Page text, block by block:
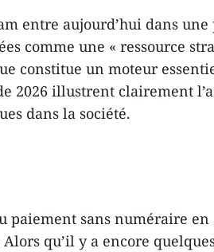
entre aujourd’hui dans une
comme une « ressource
constitue un moteur
2026 illustrent clairement
dans la société.
paiement sans numéraire
qu’il y a encore